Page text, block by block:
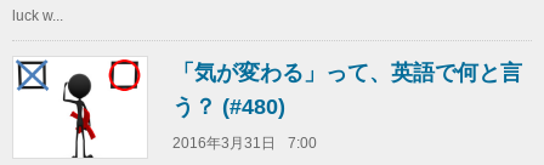
luck w...
「気が変わる」って、英語で何と言
う？ (#480)
2016年3月31日
7:00